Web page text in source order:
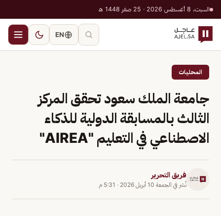
السبت، 8 أغسطس 2026 · 25 صفر 1448 هـ
EN
المحليات
جامعة الملك سعود تحقق المركز
الثالث بالمسابقة الدولية للذكاء
الاصطناعي في التعليم "AIREA"
فريق التحرير
نُشر في الجمعة 10 أبريل 2026 · 5:31 م